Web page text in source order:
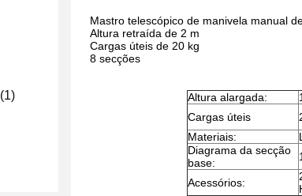
(1)
Mastro telescópico de manivela manual
Altura retraída de 2 m
Cargas úteis de 20 kg
8 secções
Altura alargada:
Cargas úteis
Materiais:
Diagrama da secção
base:
Acessórios: